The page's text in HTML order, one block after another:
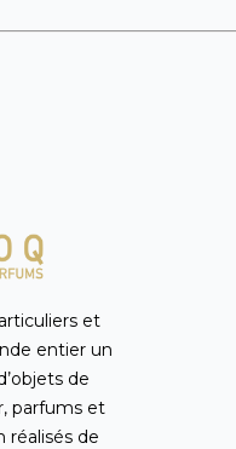
et
entier un
de
parfums et
réalisés de